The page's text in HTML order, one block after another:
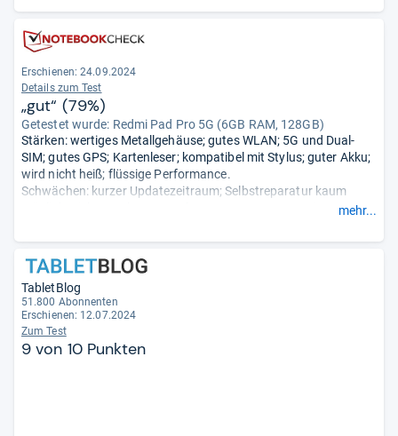
Erschienen: 24.09.2024
Details zum Test
„gut“ (79%)
Getestet wurde: Redmi Pad Pro 5G (6GB RAM, 128GB)
Stärken: wertiges Metallgehäuse; gutes WLAN; 5G und Dual-
SIM; gutes GPS; Kartenleser; kompatibel mit Stylus; guter Akku;
wird nicht heiß; flüssige Performance.
Schwächen: kurzer Updatezeitraum; Selbstreparatur kaum
Redaktion.
mehr...
TabletBlog
51.800 Abonnenten
Erschienen: 12.07.2024
Zum Test
9 von 10 Punkten